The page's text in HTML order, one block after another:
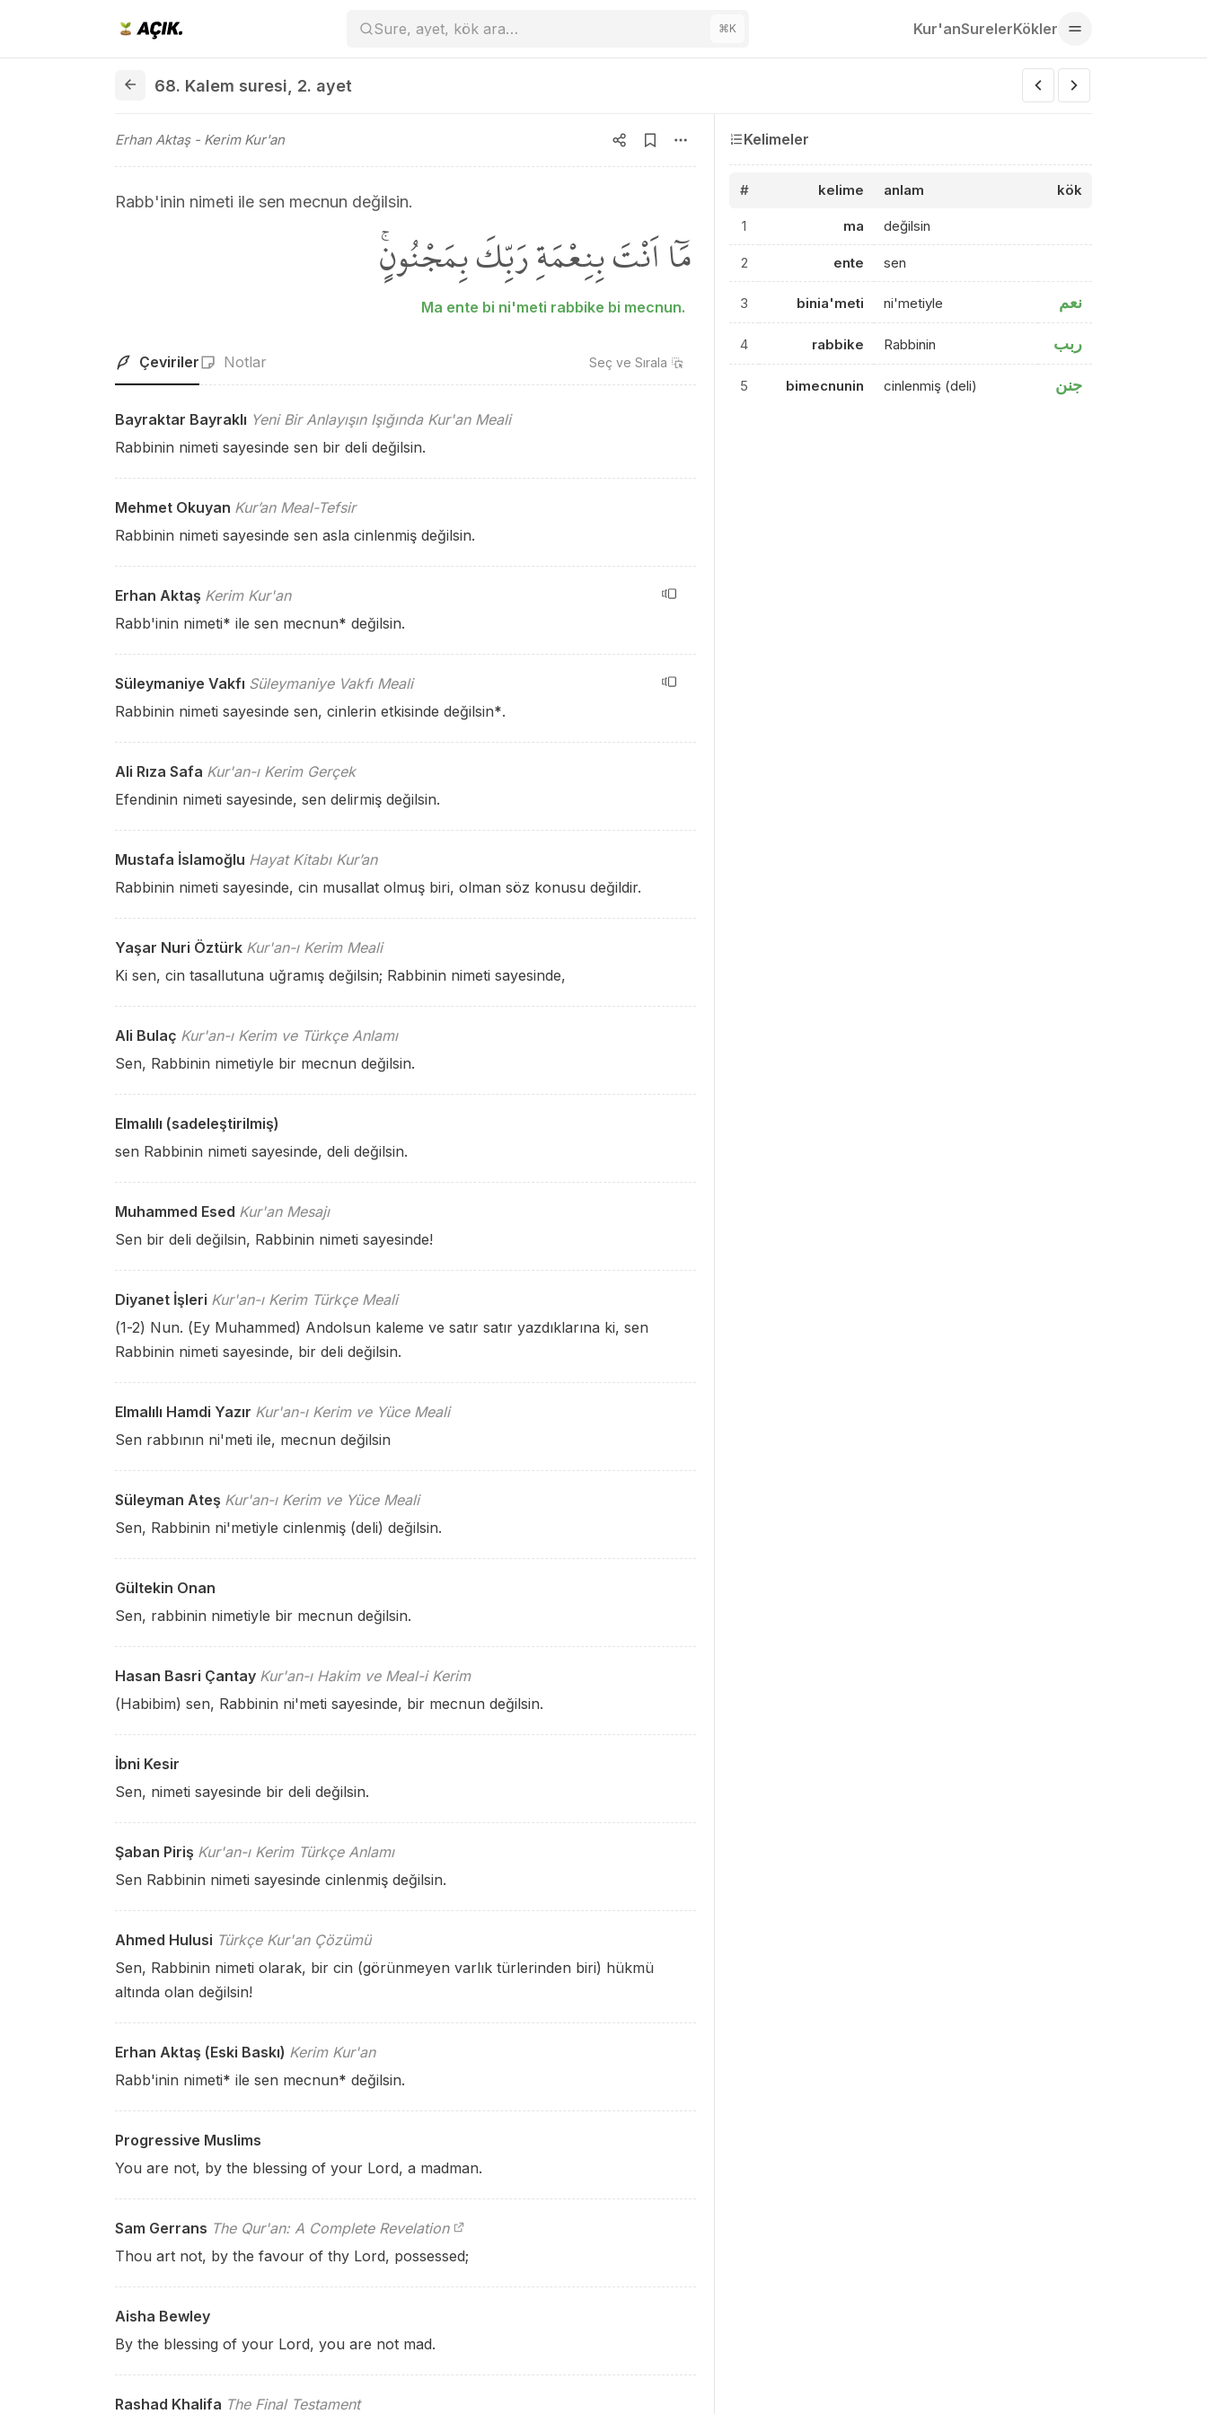
Sure, ayet, kök ara… ⌘K Kur'anSurelerKökler
68. Kalem suresi 2. ayet
Erhan Aktaş- Kerim Kur'an
Rabb'inin nimeti ile sen mecnun değilsin.
مَٓا اَنْتَ بِنِعْمَةِ رَبِّكَ بِمَجْنُونٍۚ
Ma ente bi ni'meti rabbike bi mecnun.
Çeviriler Notlar Seç ve Sırala
Bayraktar Bayraklı Yeni Bir Anlayışın Işığında Kur'an Meali
Rabbinin nimeti sayesinde sen bir deli değilsin.
Mehmet Okuyan Kur’an Meal-Tefsir
Rabbinin nimeti sayesinde sen asla cinlenmiş değilsin.
Erhan Aktaş Kerim Kur'an
Rabb'inin nimeti* ile sen mecnun* değilsin.
Süleymaniye Vakfı Süleymaniye Vakfı Meali
Rabbinin nimeti sayesinde sen, cinlerin etkisinde değilsin*.
Ali Rıza Safa Kur'an-ı Kerim Gerçek
Efendinin nimeti sayesinde, sen delirmiş değilsin.
Mustafa İslamoğlu Hayat Kitabı Kur’an
Rabbinin nimeti sayesinde, cin musallat olmuş biri, olman söz konusu değildir.
Yaşar Nuri Öztürk Kur'an-ı Kerim Meali
Ki sen, cin tasallutuna uğramış değilsin; Rabbinin nimeti sayesinde,
Ali Bulaç Kur'an-ı Kerim ve Türkçe Anlamı
Sen, Rabbinin nimetiyle bir mecnun değilsin.
Elmalılı (sadeleştirilmiş)
sen Rabbinin nimeti sayesinde, deli değilsin.
Muhammed Esed Kur'an Mesajı
Sen bir deli değilsin, Rabbinin nimeti sayesinde!
Diyanet İşleri Kur'an-ı Kerim Türkçe Meali
(1-2) Nun. (Ey Muhammed) Andolsun kaleme ve satır satır yazdıklarına ki, sen
Rabbinin nimeti sayesinde, bir deli değilsin.
Elmalılı Hamdi Yazır Kur'an-ı Kerim ve Yüce Meali
Sen rabbının ni'meti ile, mecnun değilsin
Süleyman Ateş Kur'an-ı Kerim ve Yüce Meali
Sen, Rabbinin ni'metiyle cinlenmiş (deli) değilsin.
Gültekin Onan
Sen, rabbinin nimetiyle bir mecnun değilsin.
Hasan Basri Çantay Kur'an-ı Hakim ve Meal-i Kerim
(Habibim) sen, Rabbinin ni'meti sayesinde, bir mecnun değilsin.
İbni Kesir
Sen, nimeti sayesinde bir deli değilsin.
Şaban Piriş Kur'an-ı Kerim Türkçe Anlamı
Sen Rabbinin nimeti sayesinde cinlenmiş değilsin.
Ahmed Hulusi Türkçe Kur'an Çözümü
Sen, Rabbinin nimeti olarak, bir cin (görünmeyen varlık türlerinden biri) hükmü
altında olan değilsin!
Erhan Aktaş (Eski Baskı) Kerim Kur'an
Rabb'inin nimeti* ile sen mecnun* değilsin.
Progressive Muslims
You are not, by the blessing of your Lord, a madman.
Sam Gerrans The Qur'an: A Complete Revelation
Thou art not, by the favour of thy Lord, possessed;
Aisha Bewley
By the blessing of your Lord, you are not mad.
Rashad Khalifa The Final Testament
Kelimeler
# kelime anlam kök
1 ma değilsin
2 ente sen
3 binia'meti ni'metiyle نعم
4 rabbike Rabbinin ربب
5 bimecnunin cinlenmiş (deli) جنن